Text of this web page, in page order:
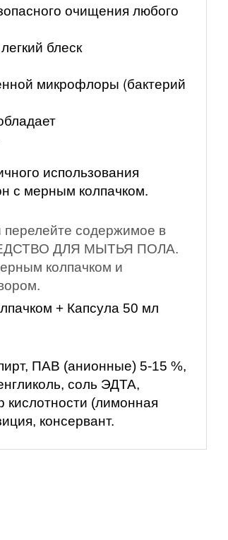
очищения любого
блеск
микрофлоры (бактерий
использования
с мерным колпачком.
перелейте содержимое в
ДЛЯ МЫТЬЯ ПОЛА.
колпачком и
+ Капсула 50 мл
ПАВ (анионные) 5-15 %,
соль ЭДТА,
(лимонная
консервант.